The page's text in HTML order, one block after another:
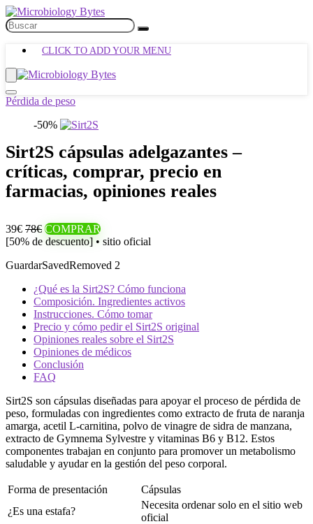
CLICK TO ADD YOUR MENU
Pérdida de peso
-50%
Sirt2S cápsulas adelgazantes –
críticas, comprar, precio en
farmacias, opiniones reales
39€ 78€ COMPRAR
[50% de descuento] • sitio oficial
GuardarSavedRemoved 2
¿Qué es la Sirt2S? Cómo funciona
Composición. Ingredientes activos
Instrucciones. Cómo tomar
Precio y cómo pedir el Sirt2S original
Opiniones reales sobre el Sirt2S
Opiniones de médicos
Conclusión
FAQ
Sirt2S son cápsulas diseñadas para apoyar el proceso de pérdida de
peso, formuladas con ingredientes como extracto de fruta de naranja
amarga, acetil L-carnitina, polvo de vinagre de sidra de manzana,
extracto de Gymnema Sylvestre y vitaminas B6 y B12. Estos
componentes trabajan en conjunto para promover un metabolismo
saludable y ayudar en la gestión del peso corporal.
Forma de presentación
Cápsulas
¿Es una estafa?
Necesita ordenar solo en el sitio web
oficial